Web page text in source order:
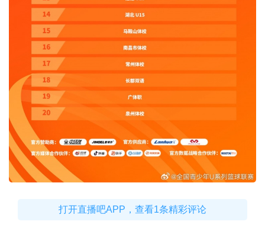
打开直播吧APP，查看1条精彩评论